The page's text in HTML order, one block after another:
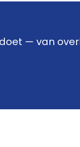
doet — van